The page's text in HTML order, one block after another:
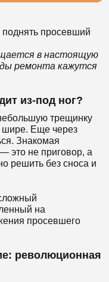
поднять просевший
в настоящую
ремонта кажутся
из-под ног?
трещинку
шире. Еще через
Знакомая
это не приговор, а
решить без сноса и
на
просевшего
революционная